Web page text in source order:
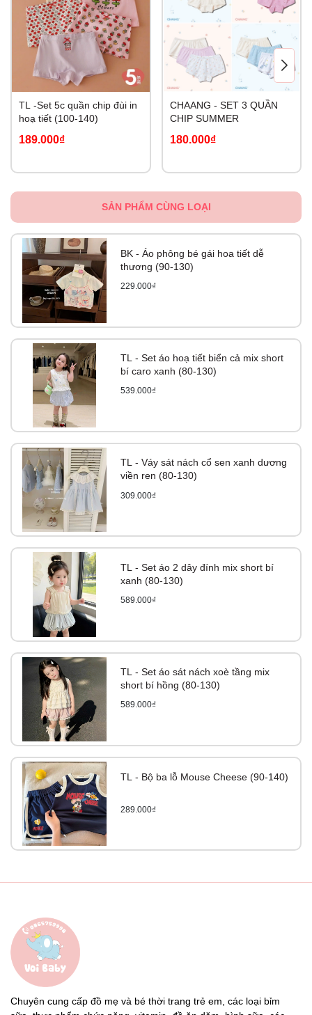
TL -Set 5c quần chip đùi in
hoạ tiết (100-140)
189.000₫
CHAANG - SET 3 QUẦN
CHIP SUMMER
180.000₫
SẢN PHẨM CÙNG LOẠI
BK - Áo phông bé gái hoa tiết dễ
thương (90-130)
229.000₫
TL - Set áo hoạ tiết biển cả mix short
bí caro xanh (80-130)
539.000₫
TL - Váy sát nách cổ sen xanh dương
viền ren (80-130)
309.000₫
TL - Set áo 2 dây đính mix short bí
xanh (80-130)
589.000₫
TL - Set áo sát nách xoè tầng mix
short bí hồng (80-130)
589.000₫
TL - Bộ ba lỗ Mouse Cheese (90-140)
289.000₫
Chuyên cung cấp đồ mẹ và bé thời trang trẻ em, các loại bỉm